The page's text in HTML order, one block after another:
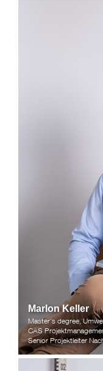
Marlon Keller
Master's degree,
CAS
Senior Projektleiter